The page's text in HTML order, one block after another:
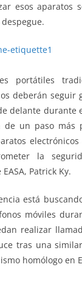
esos aparatos
portátiles
deberán seguir
delante durante
de un paso más
la
Patrick Ky.
está
móviles
realizar
tras una
homólogo en